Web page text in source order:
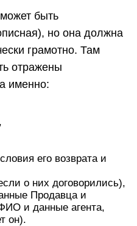
быть
но она должна
грамотно. Там
отражены
именно:
его возврата и
о них договорились),
Продавца и
и данные агента,
он).